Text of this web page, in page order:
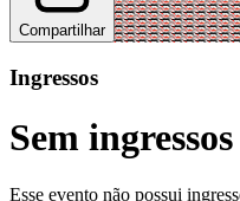
Compartilhar
Ingressos
Sem ingressos
Esse evento não possui